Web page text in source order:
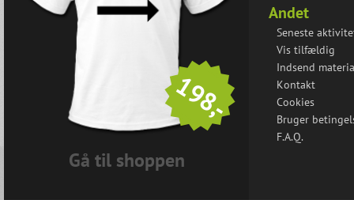
198,-
Gå til shoppen
Andet
Seneste
Vis tilfældig
Indsend
Kontakt
Cookies
Bruger
F.A.Q.